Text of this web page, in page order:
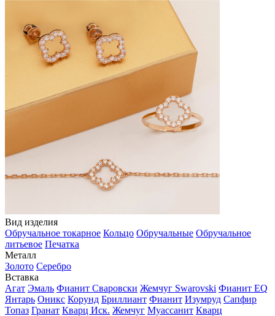
Вид изделия
Обручальное токарное Кольцо Обручальные Обручальное
литьевое Печатка
Металл
Золото Серебро
Вставка
Агат Эмаль Фианит Сваровски Жемчуг Swarovski Фианит EQ
Янтарь Оникс Корунд Бриллиант Фианит Изумруд Сапфир
Топаз Гранат Кварц Иск. Жемчуг Муассанит Кварц